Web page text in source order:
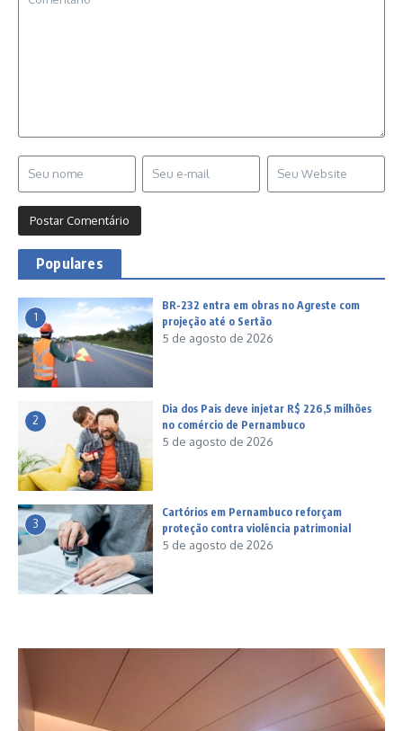
Populares
1
BR-232 entra em obras no Agreste com
projeção até o Sertão
5 de agosto de 2026
2
Dia dos Pais deve injetar R$ 226,5 milhões
no comércio de Pernambuco
5 de agosto de 2026
3
Cartórios em Pernambuco reforçam
proteção contra violência patrimonial
5 de agosto de 2026